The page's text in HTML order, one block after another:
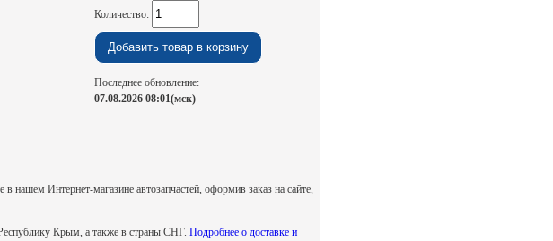
Количество:
Последнее обновление:
07.08.2026 08:01(мск)
Интернет-магазине автозапчастей, оформив заказ на сайте,
Крым, а также в страны СНГ. Подробнее о доставке и